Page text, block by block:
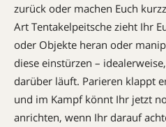
zurück oder machen Euch
Art Tentakelpeitsche zieht Ihr
oder Objekte heran oder
diese einstürzen –
darüber läuft. Parieren klappt
und im Kampf könnt Ihr jetzt
anrichten, wenn Ihr darauf